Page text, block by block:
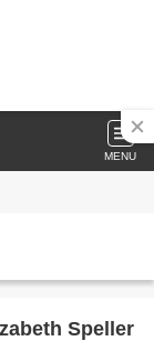
MENU
Speller